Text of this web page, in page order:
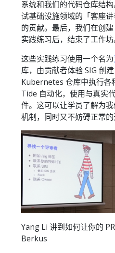
系统和我们的代码仓库结
试基础设施领域的「客座
的贡献。最后，我们在创
实践练习后，结束了工作坊
这些实践练习使用一个名为
库，由贡献者体验 SIG 创
Kubernetes 仓库中执行各
Tide 自动化，使用与真实
件。这可以让学员了解为
机制，同时又不妨碍正常的
Yang Li 讲到如何让你的
Berkus